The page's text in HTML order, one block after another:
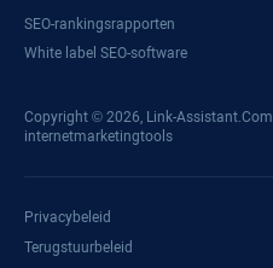
SEO-rankingsrapporten
White label SEO-software
Copyright © 2026, Link-Assistant.Com
internetmarketingtools
Privacybeleid
Terugstuurbeleid